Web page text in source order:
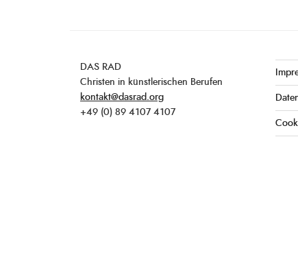
DAS RAD
Christen in künstlerischen Berufen
kontakt@dasrad.org
+49 (0) 89 4107 4107